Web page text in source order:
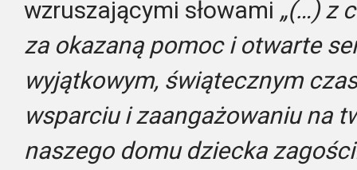
wzruszającymi słowami „(…) z
za okazaną pomoc i otwarte
wyjątkowym, świątecznym
wsparciu i zaangażowaniu na
naszego domu dziecka